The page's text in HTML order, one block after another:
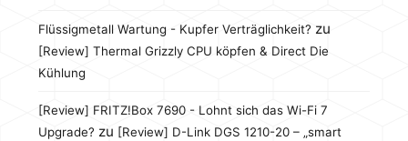
Flüssigmetall Wartung - Kupfer Verträglichkeit? zu
[Review] Thermal Grizzly CPU köpfen & Direct Die
Kühlung
[Review] FRITZ!Box 7690 - Lohnt sich das Wi-Fi 7
Upgrade? zu [Review] D-Link DGS 1210-20 – „smart